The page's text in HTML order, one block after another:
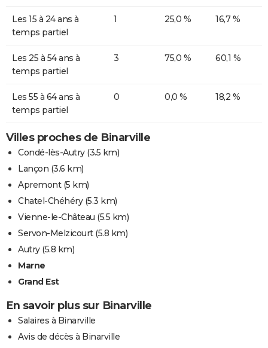
Les 15 à 24 ans à
temps partiel
1 25,0 % 16,7 %
Les 25 à 54 ans à
temps partiel
3 75,0 % 60,1 %
Les 55 à 64 ans à
temps partiel
0 0,0 % 18,2 %
Villes proches de Binarville
Condé-lès-Autry(3.5 km)
Lançon (3.6 km)
Apremont(5 km)
Chatel-Chéhéry(5.3 km)
Vienne-le-Château (5.5 km)
Servon-Melzicourt(5.8 km)
Autry(5.8 km)
Marne
Grand Est
En savoir plus sur Binarville
Salaires à Binarville
Avis de décès à Binarville